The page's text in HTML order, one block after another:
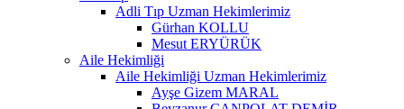
Adli Tıp Uzman Hekimlerimiz
Gürhan KOLLU
Mesut ERYÜRÜK
Aile Hekimliği
Aile Hekimliği Uzman Hekimlerimiz
Ayşe Gizem MARAL